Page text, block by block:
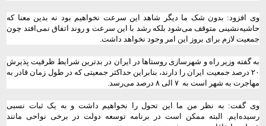
وی افزود: بدون شک ما دیگر شاهد این سرعت نخواهیم بود نه بدین معنا که
حاشیه‌نشینی متوقف می‌شود بلکه رشد با این سرعت و روند اتفاق نمی‌افتد چون
جمعیت لازم برای بروز این امر وجود نخواهد داشت.
به گفته وزیر راه و شهرسازی روستا‌ها در ایران در بدترین شرایط ظرفیت پذیرش
۲۰ درصد جمعیت ایران را دارند، بنابراین حداکثر جمعیتی که در طول زمان قادر به
مهاجرت به شهر است به ۷ الی ۸ درصد می‌رسد.
وی گفت: به نظر من ما این تحول را نخواهیم داشت و به یک ثبات نسبی
رسیده‌ایم. البته ممکن است در برنامه توسعه دولت در برخی نواحی مانند